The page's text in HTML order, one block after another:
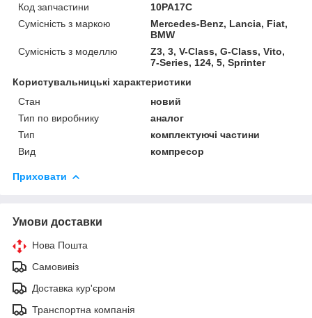
Код запчастини
10PA17C
Сумісність з маркою
Mercedes-Benz, Lancia, Fiat,
BMW
Сумісність з моделлю
Z3, 3, V-Class, G-Class, Vito,
7-Series, 124, 5, Sprinter
Користувальницькі характеристики
Стан
новий
Тип по виробнику
аналог
Тип
комплектуючі частини
Вид
компресор
Приховати
Умови доставки
Нова Пошта
Самовивіз
Доставка кур'єром
Транспортна компанія